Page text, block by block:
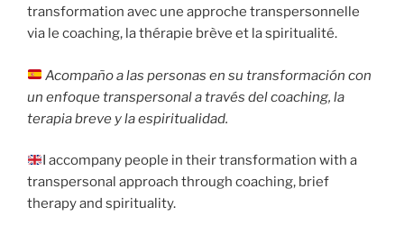
transformation avec une approche transpersonnelle
via le coaching, la thérapie brève et la spiritualité.
Acompaño a las personas en su transformación con
un enfoque transpersonal a través del coaching, la
terapia breve y la espiritualidad.
I accompany people in their transformation with a
transpersonal approach through coaching, brief
therapy and spirituality.